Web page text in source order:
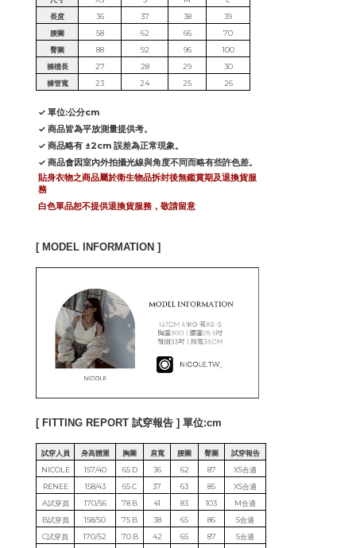
長度
36 37 38
39
腰圍
58 62 66
70
臀圍
88 92 96
100
褲檔長
27 28 29
30
褲管寬
23 24 25 26
✓ 單位:公分cm
✓ 商品皆為平放測量提供考。
✓ 商品略有 ±2cm 誤差為正常現象。
✓ 商品會因室內外拍攝光線與角度不同而略有些許色差。
貼身衣物之商品屬於衛生物品拆封後無鑑賞期及退換貨服
務
白色單品恕不提供退換貨服務，敬請留意
[ MODEL INFORMATION ]
[ FITTING REPORT 試穿報告 ] 單位:cm
試穿人員 身高體重 胸圍 肩寬 腰圍 臀圍
試穿報告
NICOLE
157/40 65 D 36 62 87
XS合適
RENEE
158/43 65 C 37 63 85
XS合適
A試穿員
170/56 78 B 41 83 103
M合適
B試穿員
158/50 75 B 38 65 86
S合適
C試穿員
170/52 70 B 42 65 87
S合適